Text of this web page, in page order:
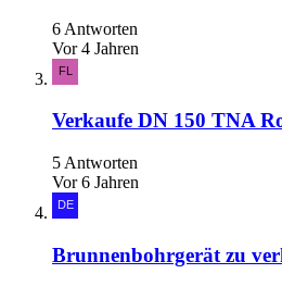
6 Antworten
Vor 4 Jahren
Verkaufe DN 150 TNA
5 Antworten
Vor 6 Jahren
Brunnenbohrgerät zu